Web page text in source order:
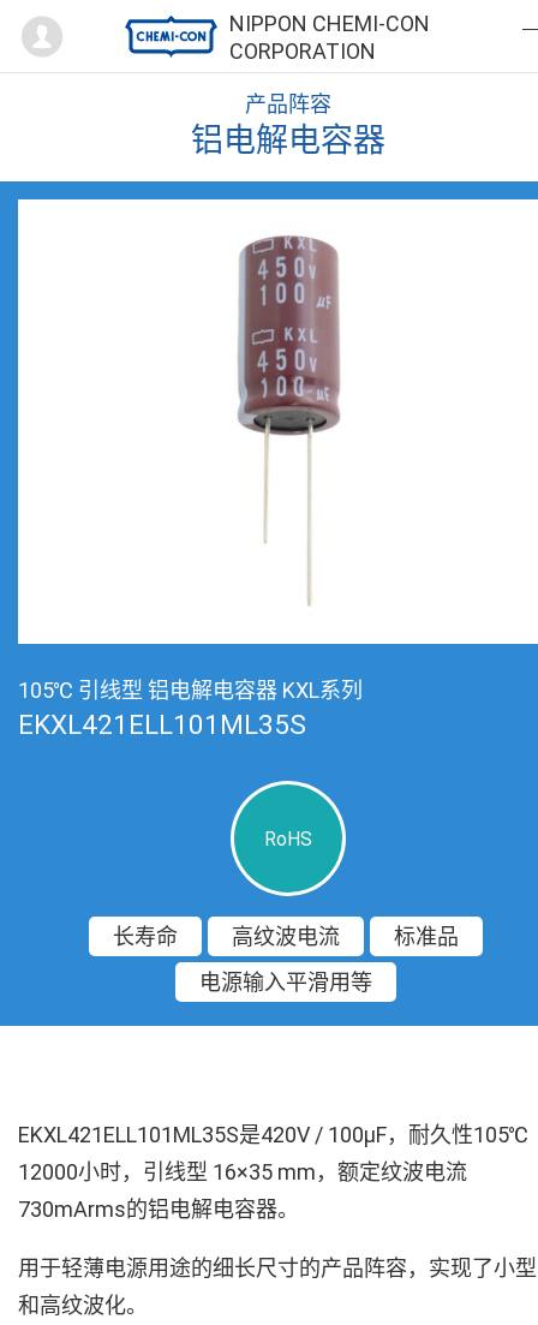
NIPPON CHEMI-CON
CORPORATION
Mypage
产品阵容
铝电解电容器
105℃ 引线型 铝电解电容器 KXL系列
EKXL421ELL101ML35S
RoHS
长寿命 高纹波电流
标准品
电源输入平滑用等
EKXL421ELL101ML35S是420V / 100µF，耐久性105℃
12000小时，引线型 16×35 mm，额定纹波电流
730mArms的铝电解电容器。
用于轻薄电源用途的细长尺寸的产品阵容，实现了小
和高纹波化。